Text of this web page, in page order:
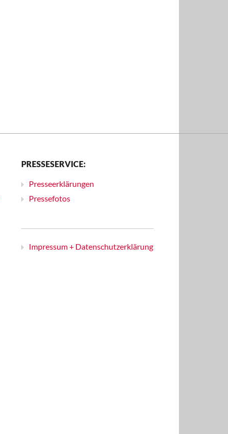
PRESSESERVICE:
Presseerklärungen
Pressefotos
Impressum + Datenschutzerklärung